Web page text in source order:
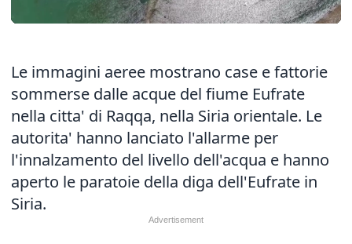
Le immagini aeree mostrano case e fattorie
sommerse dalle acque del fiume Eufrate
nella citta' di Raqqa, nella Siria orientale. Le
autorita' hanno lanciato l'allarme per
l'innalzamento del livello dell'acqua e hanno
aperto le paratoie della diga dell'Eufrate in
Siria.